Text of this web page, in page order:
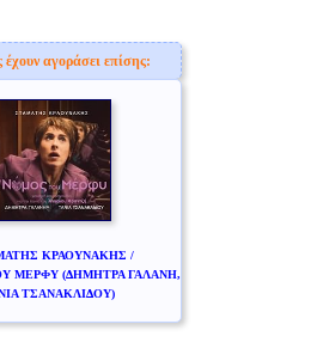
έχουν αγοράσει επίσης:
ΚΡΑΟΥΝΑΚΗΣ /
ΜΕΡΦΥ (ΔΗΜΗΤΡΑ ΓΑΛΑΝΗ,
ΤΣΑΝΑΚΛΙΔΟΥ)